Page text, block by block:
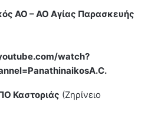
ΑΟ – ΑΟ Αγίας Παρασκευής
watch?
Καστοριάς (Ζηρίνειο